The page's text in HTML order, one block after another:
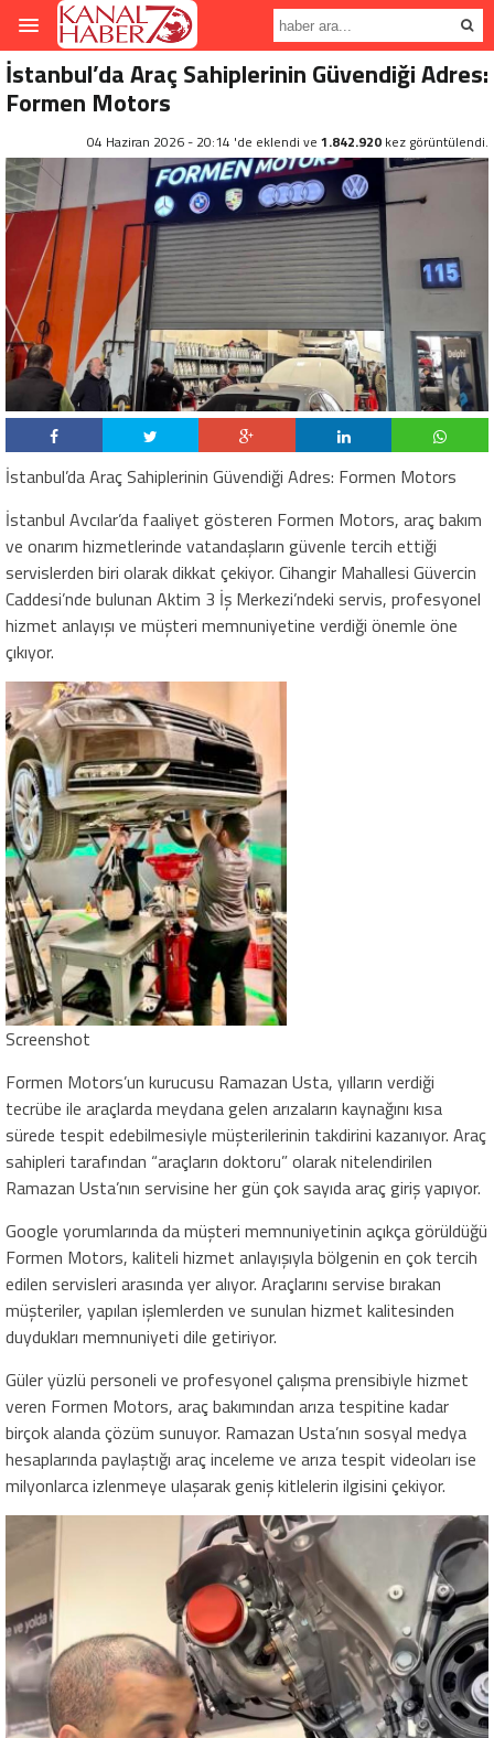
İstanbul’da Araç Sahiplerinin Güvendiği Adres:
Formen Motors
04 Haziran 2026 - 20:14 'de eklendi ve 1.842.920 kez görüntülendi.
İstanbul’da Araç Sahiplerinin Güvendiği Adres: Formen Motors
İstanbul Avcılar’da faaliyet gösteren Formen Motors, araç bakım
ve onarım hizmetlerinde vatandaşların güvenle tercih ettiği
servislerden biri olarak dikkat çekiyor. Cihangir Mahallesi Güvercin
Caddesi’nde bulunan Aktim 3 İş Merkezi’ndeki servis, profesyonel
hizmet anlayışı ve müşteri memnuniyetine verdiği önemle öne
çıkıyor.
Screenshot
Formen Motors’un kurucusu Ramazan Usta, yılların verdiği
tecrübe ile araçlarda meydana gelen arızaların kaynağını kısa
sürede tespit edebilmesiyle müşterilerinin takdirini kazanıyor. Araç
sahipleri tarafından “araçların doktoru” olarak nitelendirilen
Ramazan Usta’nın servisine her gün çok sayıda araç giriş yapıyor.
Google yorumlarında da müşteri memnuniyetinin açıkça görüldüğü
Formen Motors, kaliteli hizmet anlayışıyla bölgenin en çok tercih
edilen servisleri arasında yer alıyor. Araçlarını servise bırakan
müşteriler, yapılan işlemlerden ve sunulan hizmet kalitesinden
duydukları memnuniyeti dile getiriyor.
Güler yüzlü personeli ve profesyonel çalışma prensibiyle hizmet
veren Formen Motors, araç bakımından arıza tespitine kadar
birçok alanda çözüm sunuyor. Ramazan Usta’nın sosyal medya
hesaplarında paylaştığı araç inceleme ve arıza tespit videoları ise
milyonlarca izlenmeye ulaşarak geniş kitlelerin ilgisini çekiyor.